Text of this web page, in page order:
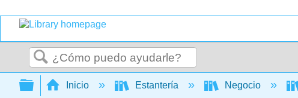
Buscar
Expandir/contraer jerarquía global
Inicio Estantería Negocio